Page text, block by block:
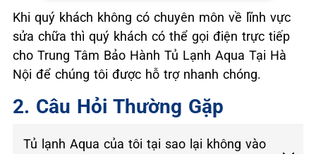
Khi quý khách không có chuyên môn về lĩnh vực
sửa chữa thì quý khách có thể gọi điện trực tiếp
cho Trung Tâm Bảo Hành Tủ Lạnh Aqua Tại Hà
Nội để chúng tôi được hỗ trợ nhanh chóng.
2. Câu Hỏi Thường Gặp
Tủ lạnh Aqua của tôi tại sao lại không vào